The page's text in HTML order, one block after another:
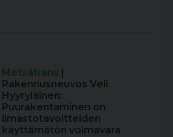
Metsätrans
Rakennusneuvos Veli
Hyyryläinen:
Puurakentaminen on
ilmastotavoitteiden
käyttämätön voimavara